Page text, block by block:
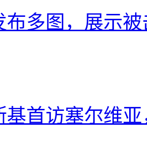
布多图，展示
基首访塞尔维